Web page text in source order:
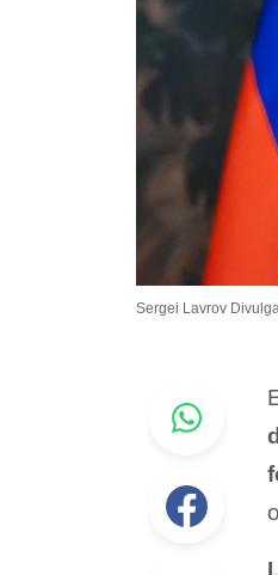
Sergei Lavrov